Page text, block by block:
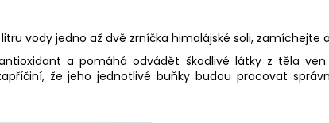
vody jedno až dvě zrníčka himalájské soli, zamíchejte
a pomáhá odvádět škodlivé látky z těla
že jeho jednotlivé buňky budou pracovat